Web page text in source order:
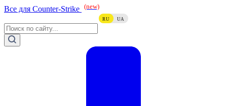
Все для Counter-Strike (new)
RU UA